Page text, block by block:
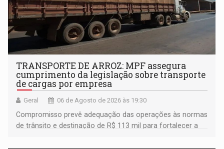
TRANSPORTE DE ARROZ: MPF assegura
cumprimento da legislação sobre transporte
de cargas por empresa
Geral 06 de Agosto de 2026 às 19:30
Compromisso prevê adequação das operações às normas
de trânsito e destinação de R$ 113 mil para fortalecer a